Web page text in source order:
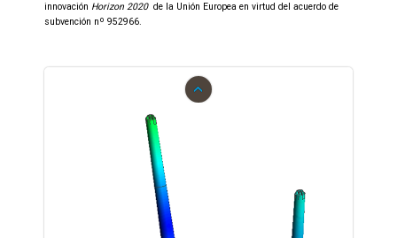
innovación Horizon 2020de la Unión Europea en virtud del acuerdo de
subvención nº 952966.
‹